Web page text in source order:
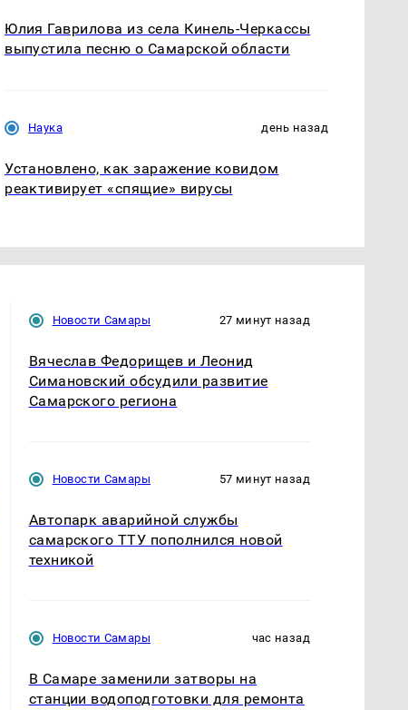
Юлия Гаврилова из села Кинель-Черкассы
выпустила песню о Самарской области
Наука день назад
Установлено, как заражение ковидом
реактивирует «спящие» вирусы
Новости Самары 27 минут назад
Вячеслав Федорищев и Леонид
Симановский обсудили развитие
Самарского региона
Новости Самары 57 минут назад
Автопарк аварийной службы
самарского ТТУ пополнился новой
техникой
Новости Самары час назад
В Самаре заменили затворы на
станции водоподготовки для ремонта